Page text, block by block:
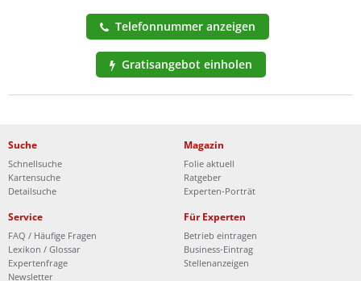
Telefonnummer anzeigen
Gratisangebot einholen
Suche
Schnellsuche
Kartensuche
Detailsuche
Magazin
Folie aktuell
Ratgeber
Experten-Porträt
Service
FAQ / Häufige Fragen
Lexikon / Glossar
Expertenfrage
Newsletter
Für Experten
Betrieb eintragen
Business-Eintrag
Stellenanzeigen